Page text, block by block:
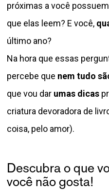
próximas a você
que elas leem? E você,
último ano?
Na hora que essas
percebe que nem tudo
que vou dar umas dicas
criatura devoradora de
coisa, pelo amor).
Descubra o que
você não gosta!